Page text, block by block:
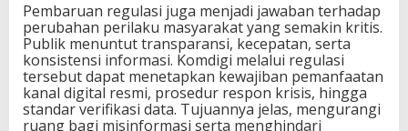
Pembaruan regulasi juga menjadi jawaban terhadap
perubahan perilaku masyarakat yang semakin kritis.
Publik menuntut transparansi, kecepatan, serta
konsistensi informasi. Komdigi melalui regulasi
tersebut dapat menetapkan kewajiban pemanfaatan
kanal digital resmi, prosedur respon krisis, hingga
standar verifikasi data. Tujuannya jelas, mengurangi
ruang bagi misinformasi serta menghindari